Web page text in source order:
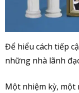
Để hiểu cách tiếp
những nhà lãnh
Một nhiệm kỳ, một